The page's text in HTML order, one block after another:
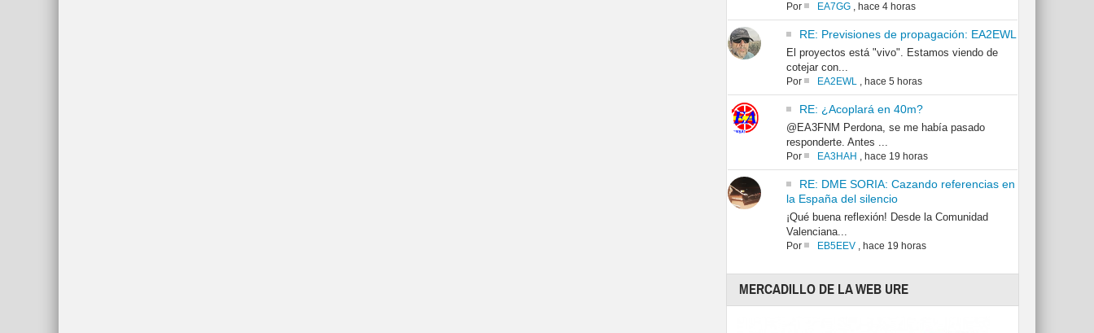
Por EA7GG, hace 4 horas
RE: Previsiones de propagación: EA2EWL
El proyectos está "vivo". Estamos viendo de
cotejar con...
Por EA2EWL, hace 5 horas
RE: ¿Acoplará en 40m?
@EA3FNM Perdona, se me había pasado
responderte. Antes ...
Por EA3HAH , hace 19 horas
RE: DME SORIA: Cazando referencias en
la España del silencio
¡Qué buena reflexión! Desde la Comunidad
Valenciana...
Por EB5EEV, hace 19 horas
MERCADILLO DE LA WEB URE